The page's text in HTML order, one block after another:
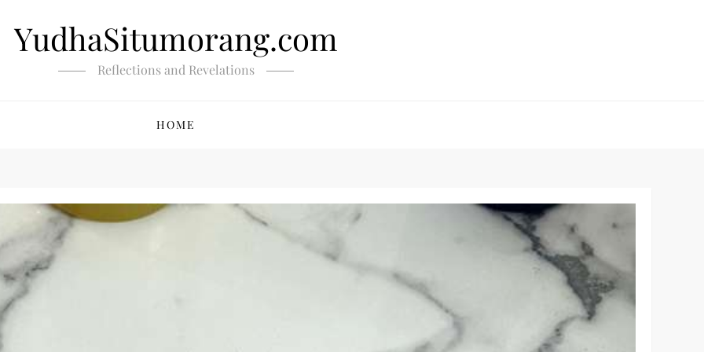
YudhaSitumorang.com
Reflections and Revelations
HOME